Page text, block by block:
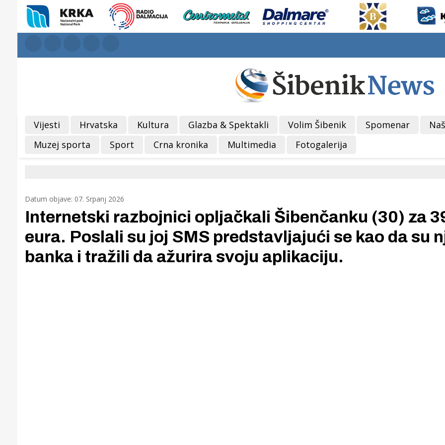
Vijesti Hrvatska Kultura Glazba & Spektakli Volim Šibenik Spomenar
Muzej sporta
Sport Crna kronika Multimedia Fotogalerija
Datum objave: 07. Srpanj 2026
Internetski razbojnici opljačkali Šibenčanku (30) za
eura. Poslali su joj SMS predstavljajući se kao da su
banka i tražili da ažurira svoju aplikaciju.